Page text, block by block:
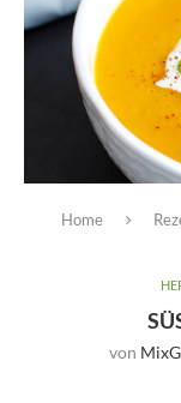
Home
von